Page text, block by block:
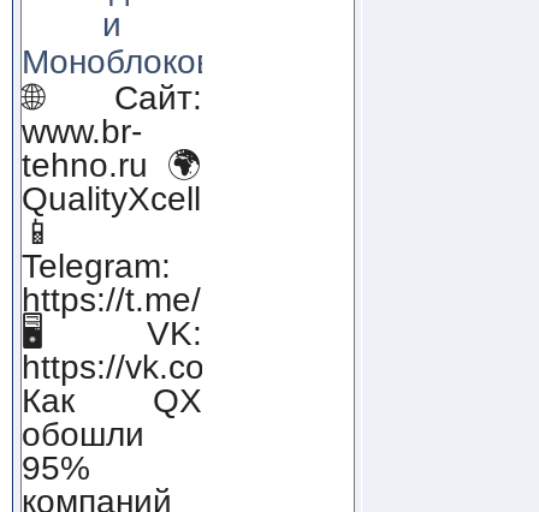
и
Моноблоков!
🌐 Сайт:
www.br-
tehno.ru 🌍
QualityXcellence.ru
📱
Telegram:
https://t.me/qx_lab_IT
🖥 VK:
https://vk.com/qualityxcellenc
Как QX
обошли
95%
компаний